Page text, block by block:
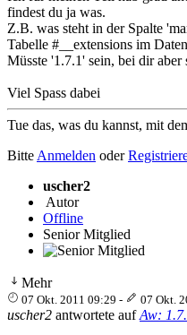
findest du ja was.
Z.B. was steht in der Spalte
Tabelle #__extensions im
Müsste '1.7.1' sein, bei dir
Viel Spass dabei
Tue das, was du kannst, mit
Bitte Anmelden oder
uscher2
Autor
Offline
Senior Mitglied
Mehr
07 Okt. 2011 09:29 - 07 Okt.
uscher2 antwortete aufAw: